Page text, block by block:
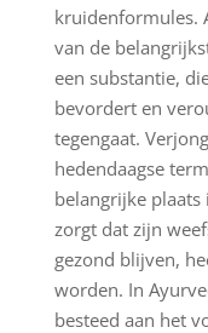
kruidenformules.
van de
een substantie,
bevordert en
tegengaat.
hedendaagse
belangrijke plaats
zorgt dat zijn
gezond blijven,
worden. In
besteed aan het